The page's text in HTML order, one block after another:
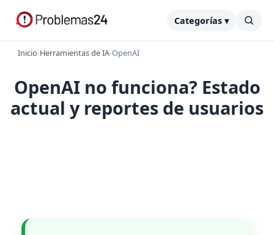
Categorías ▾
Inicio›Herramientas de IA›OpenAI
OpenAI no funciona? Estado
actual y reportes de usuarios